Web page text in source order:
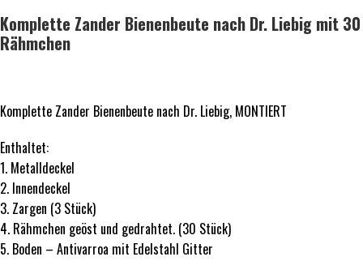
Komplette Zander Bienenbeute nach Dr. Liebig mit 30
Rähmchen
Komplette Zander Bienenbeute nach Dr. Liebig, MONTIERT
Enthaltet:
1. Metalldeckel
2. Innendeckel
3. Zargen (3 Stück)
4. Rähmchen geöst und gedrahtet. (30 Stück)
5. Boden – Antivarroa mit Edelstahl Gitter